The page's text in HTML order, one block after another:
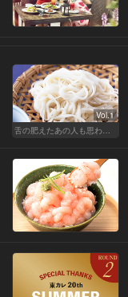
Vol.1
舌の肥えたあの人も思わず舌鼓!?厳選お中元